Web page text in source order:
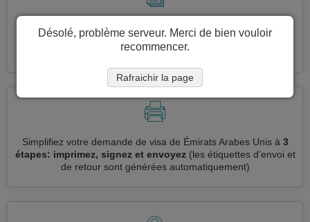
Demandez plusieurs demandes de visa en même temps
automatiquement, sans avoir à saisir des informations
répétitives
Simplifiez votre demande de visa de Émirats Arabes Unis à 3
étapes: imprimez, signez et envoyez (les étiquettes d’envoi et
de retour sont générées automatiquement)
Désolé, problème serveur. Merci de bien vouloir
recommencer.
Rafraichir la page